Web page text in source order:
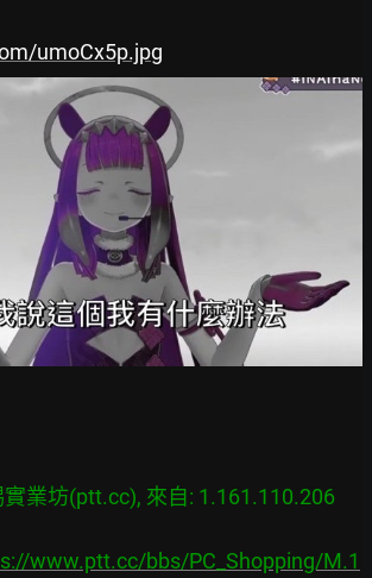
umoCx5p.jpg
業坊(ptt.cc), 來自: 1.161.110.206
www.ptt.cc/bbs/PC_Shopping/M.1